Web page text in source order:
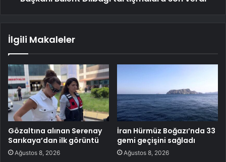
İlgili Makaleler
Gözaltına alınan Serenay
Sarıkaya’dan ilk görüntü
Ağustos 8, 2026
İran Hürmüz Boğazı’nda 33
gemi geçişini sağladı
Ağustos 8, 2026